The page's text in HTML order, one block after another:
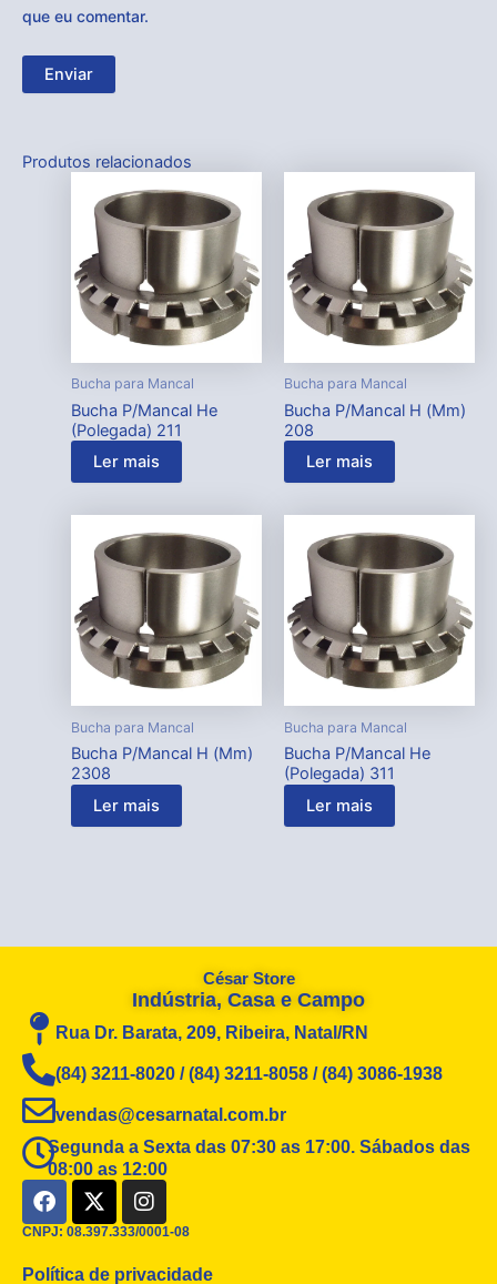
que eu comentar.
Produtos relacionados
Bucha para Mancal
Bucha P/Mancal He
(Polegada) 211
Ler mais
Bucha para Mancal
Bucha P/Mancal H (Mm)
208
Ler mais
Bucha para Mancal
Bucha P/Mancal H (Mm)
2308
Ler mais
Bucha para Mancal
Bucha P/Mancal He
(Polegada) 311
Ler mais
César Store
Indústria, Casa e Campo
Rua Dr. Barata, 209, Ribeira, Natal/RN
(84) 3211-8020 / (84) 3211-8058 / (84) 3086-1938
vendas@cesarnatal.com.br
Segunda a Sexta das 07:30 as 17:00. Sábados das
08:00 as 12:00
F
a
c
b
X
-
t
i
I
n
s
a
CNPJ: 08.397.333/0001-08
Política de privacidade